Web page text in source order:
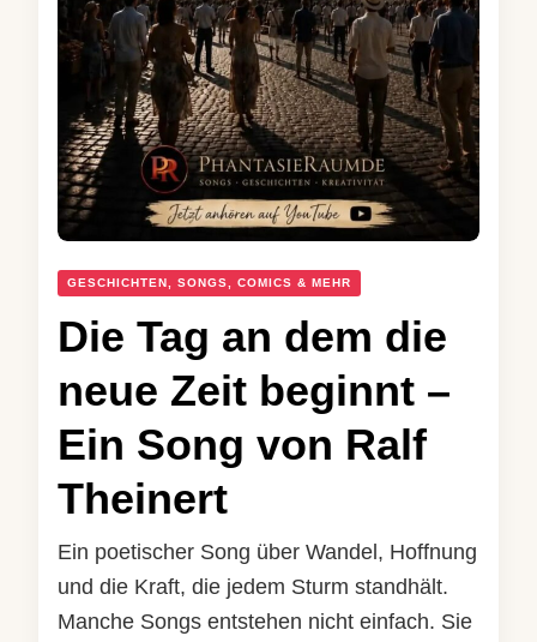
GESCHICHTEN, SONGS, COMICS & MEHR
Die Tag an dem die
neue Zeit beginnt –
Ein Song von Ralf
Theinert
Ein poetischer Song über Wandel, Hoffnung
und die Kraft, die jedem Sturm standhält.
Manche Songs entstehen nicht einfach. Sie